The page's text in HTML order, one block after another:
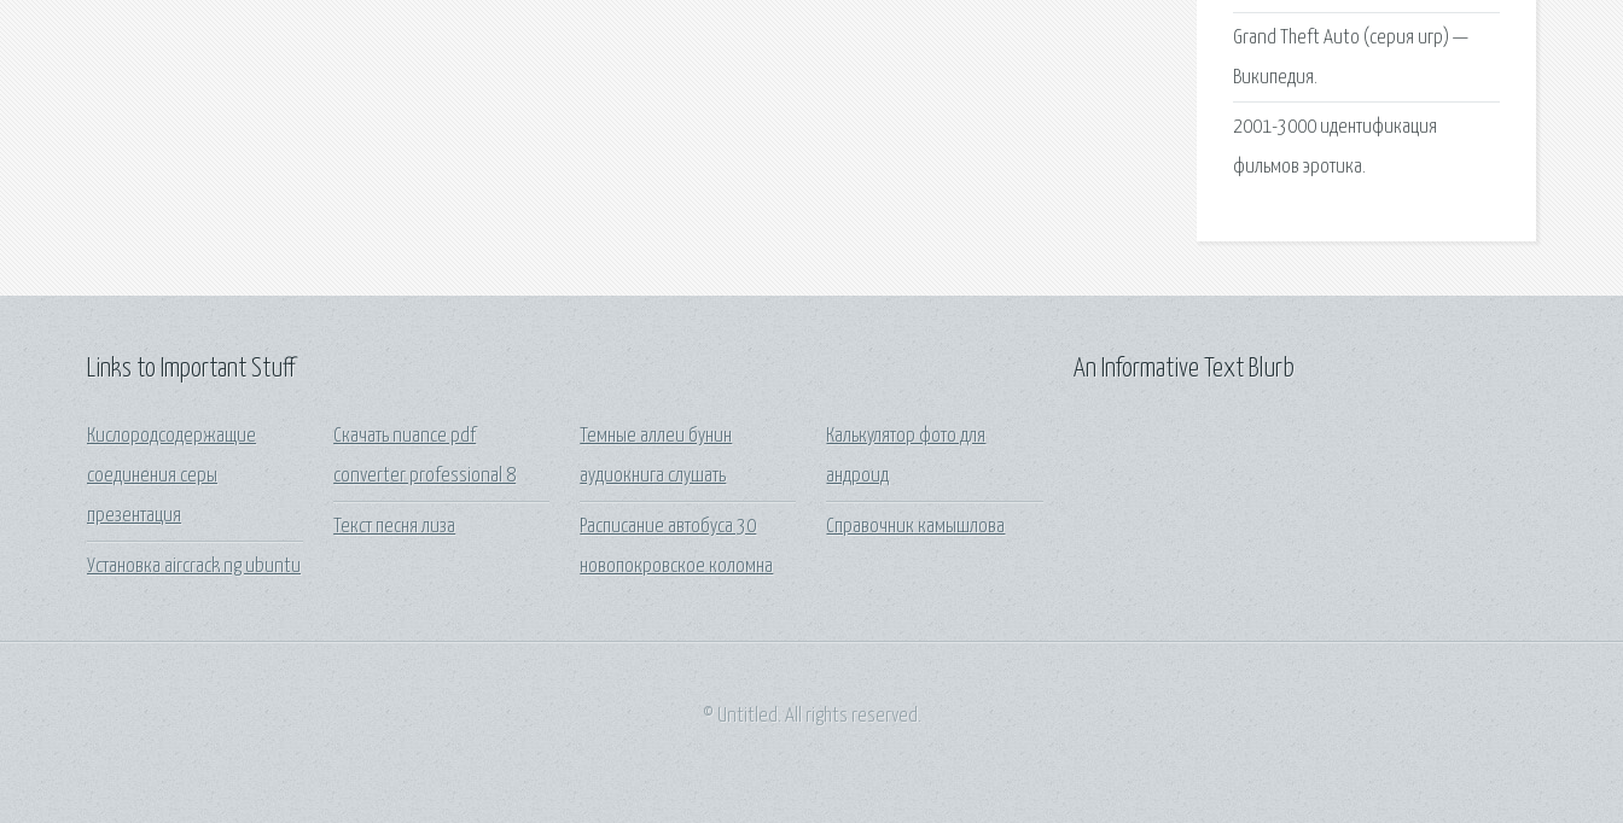
Grand Theft Auto (серия игр) —
Википедия.
2001-3000 идентификация
фильмов эротика.
Links to Important Stuff
Кислородсодержащие
соединения серы
презентация
Установка aircrack ng ubuntu
Скачать nuance pdf
converter professional 8
Текст песня лиза
Темные аллеи бунин
аудиокнига слушать
Расписание автобуса 30
новопокровское коломна
Калькулятор фото для
андроид
Справочник камышлова
An Informative Text Blurb
© Untitled. All rights reserved.